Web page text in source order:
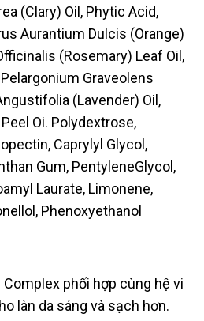
(Clary) Oil, Phytic Acid,
Aurantium Dulcis (Orange)
(Rosemary) Leaf Oil,
Pelargonium Graveolens
(Lavender) Oil,
Oi. Polydextrose,
Caprylyl Glycol,
Gum, PentyleneGlycol,
Laurate, Limonene,
Phenoxyethanol
phối hợp cùng hệ vi
làn da sáng và sạch hơn.